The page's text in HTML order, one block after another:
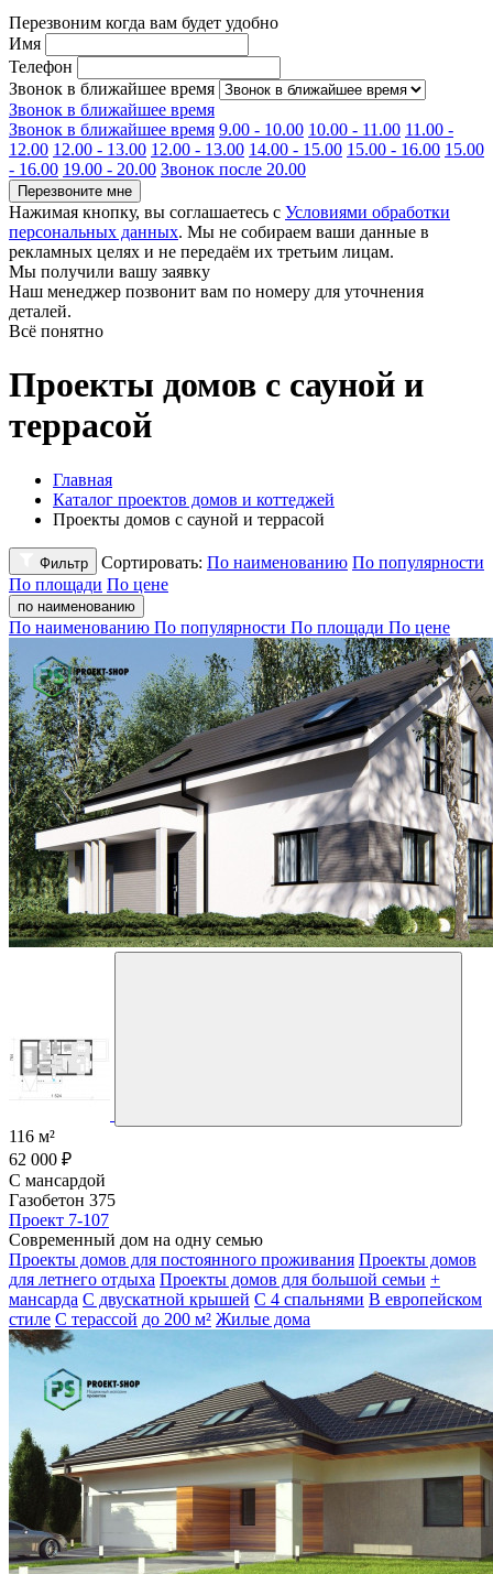
Перезвоним когда вам будет удобно
Имя
Телефон
Звонок в ближайшее время
Звонок в ближайшее время
Звонок в ближайшее время 9.00 - 10.00 10.00 - 11.00 11.00 -
12.00 12.00 - 13.00 12.00 - 13.00 14.00 - 15.00 15.00 - 16.00 15.00
- 16.00 19.00 - 20.00 Звонок после 20.00
Перезвоните мне
Нажимая кнопку, вы соглашаетесь с Условиями обработки
персональных данных. Мы не собираем ваши данные в
рекламных целях и не передаём их третьим лицам.
Мы получили вашу заявку
Наш менеджер позвонит вам по номеру для уточнения
деталей.
Всё понятно
Проекты домов с сауной и
террасой
Главная
Каталог проектов домов и коттеджей
Проекты домов с сауной и террасой
Фильтр Сортировать: По наименованию По популярности
По площади По цене
по наименованию
По наименованию По популярности По площади По цене
116 м²
62 000 ₽
С мансардой
Газобетон 375
Проект 7-107
Современный дом на одну семью
Проекты домов для постоянного проживания Проекты домов
для летнего отдыха Проекты домов для большой семьи +
мансарда С двускатной крышей С 4 спальнями В европейском
стиле С терассой до 200 м² Жилые дома